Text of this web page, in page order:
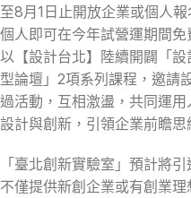
至8月1日止開放企業或個人
個人即可在今年試營運期間
以【設計台北】陸續開闢「
型論壇」2項系列課程，邀請
過活動，互相激盪，共同運
設計與創新，引領企業前瞻
「臺北創新實驗室」預計將
不僅提供新創企業或有創業